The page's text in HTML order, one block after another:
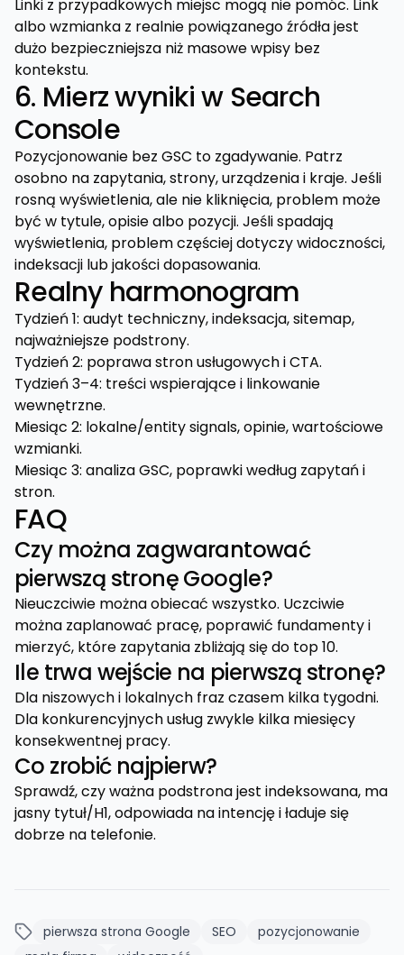
Linki z przypadkowych miejsc mogą nie pomóc. Link
albo wzmianka z realnie powiązanego źródła jest
dużo bezpieczniejsza niż masowe wpisy bez
kontekstu.
6. Mierz wyniki w Search
Console
Pozycjonowanie bez GSC to zgadywanie. Patrz
osobno na zapytania, strony, urządzenia i kraje. Jeśli
rosną wyświetlenia, ale nie kliknięcia, problem może
być w tytule, opisie albo pozycji. Jeśli spadają
wyświetlenia, problem częściej dotyczy widoczności,
indeksacji lub jakości dopasowania.
Realny harmonogram
Tydzień 1: audyt techniczny, indeksacja, sitemap,
najważniejsze podstrony.
Tydzień 2: poprawa stron usługowych i CTA.
Tydzień 3–4: treści wspierające i linkowanie
wewnętrzne.
Miesiąc 2: lokalne/entity signals, opinie, wartościowe
wzmianki.
Miesiąc 3: analiza GSC, poprawki według zapytań i
stron.
FAQ
Czy można zagwarantować
pierwszą stronę Google?
Nieuczciwie można obiecać wszystko. Uczciwie
można zaplanować pracę, poprawić fundamenty i
mierzyć, które zapytania zbliżają się do top 10.
Ile trwa wejście na pierwszą stronę?
Dla niszowych i lokalnych fraz czasem kilka tygodni.
Dla konkurencyjnych usług zwykle kilka miesięcy
konsekwentnej pracy.
Co zrobić najpierw?
Sprawdź, czy ważna podstrona jest indeksowana, ma
jasny tytuł/H1, odpowiada na intencję i ładuje się
dobrze na telefonie.
pierwsza strona Google SEO
pozycjonowanie